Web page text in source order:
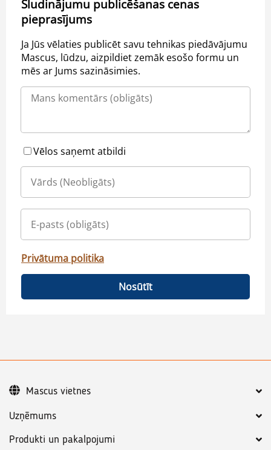
Sludinājumu publicēšanas cenas
pieprasījums
Ja Jūs vēlaties publicēt savu tehnikas piedāvājumu
Mascus, lūdzu, aizpildiet zemāk esošo formu un
mēs ar Jums sazināsimies.
Vēlos saņemt atbildi
Privātuma politika
Nosūtīt
Uzņēmums
Produkti un pakalpojumi
Mascus vietnes